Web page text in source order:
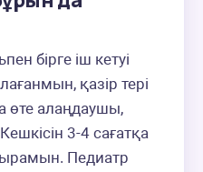
бірге іш кетуі
қазір тері
өте алаңдаушы,
3-4 сағатқа
Педиатр